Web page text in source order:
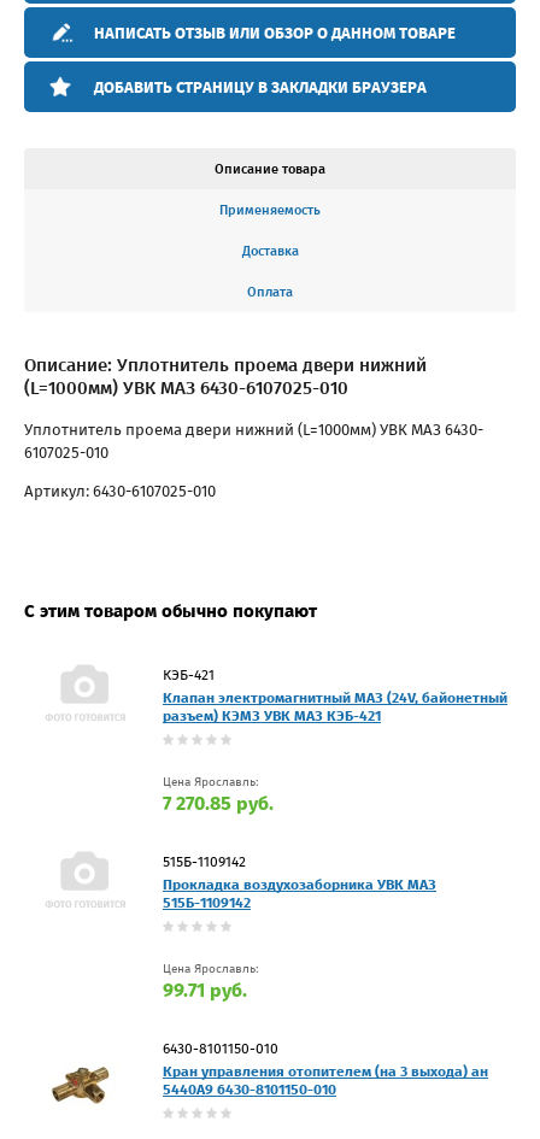
НАПИСАТЬ ОТЗЫВ ИЛИ ОБЗОР О ДАННОМ ТОВАРЕ
ДОБАВИТЬ СТРАНИЦУ В ЗАКЛАДКИ БРАУЗЕРА
Описание товара
Применяемость
Доставка
Оплата
Описание: Уплотнитель проема двери нижний
(L=1000мм) УВК МАЗ 6430-6107025-010
Уплотнитель проема двери нижний (L=1000мм) УВК МАЗ 6430-
6107025-010
Артикул: 6430-6107025-010
С этим товаром обычно покупают
КЭБ-421
Клапан электромагнитный МАЗ (24V, байонетный
разъем) КЭМЗ УВК МАЗ КЭБ-421
Цена Ярославль:
7 270.85 руб.
515Б-1109142
Прокладка воздухозаборника УВК МАЗ
515Б-1109142
Цена Ярославль:
99.71 руб.
6430-8101150-010
Кран управления отопителем (на 3 выхода) ан
5440А9 6430-8101150-010